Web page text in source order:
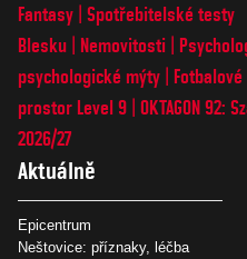
Fantasy Spotřebitelské testy
Blesku
Nemovitosti
psychologické mýty
Fotbalové
prostor Level 9 OKTAGON 92:
2026/27
Aktuálně
Epicentrum
Neštovice: příznaky, léčba